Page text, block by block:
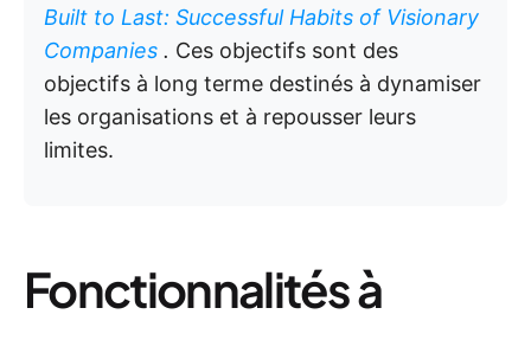
Built to Last: Successful Habits of Visionary
Companies . Ces objectifs sont des
objectifs à long terme destinés à dynamiser
les organisations et à repousser leurs
limites.
Fonctionnalités à